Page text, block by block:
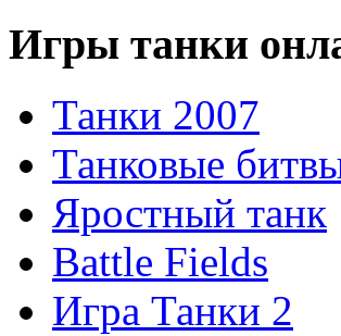
Игры танки
Танки 2007
Танковые
Яростный танк
Battle Fields
Игра Танки 2